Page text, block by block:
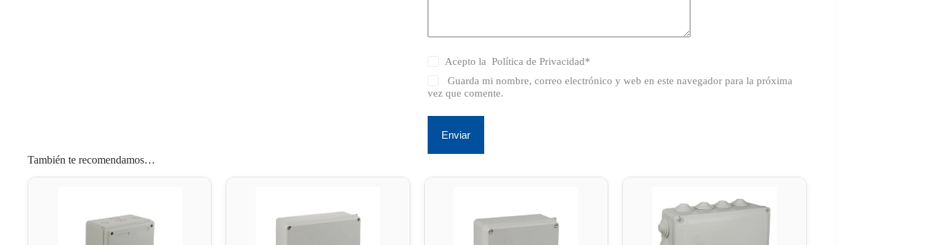
Acepto la Política de Privacidad*
Guarda mi nombre, correo electrónico y web en este navegador para la próxima
vez que comente.
Enviar
También te recomendamos…